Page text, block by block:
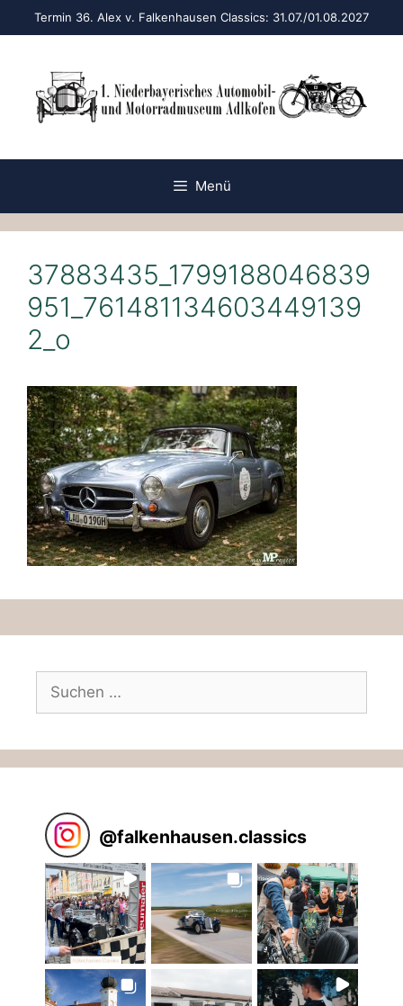
Inhalt
Termin 36. Alex v. Falkenhausen Classics: 31.07./01.08.2027
Menü
37883435_1799188046839
951_761481134603449139
2_o
Suchen
nach:
@falkenhausen.classics